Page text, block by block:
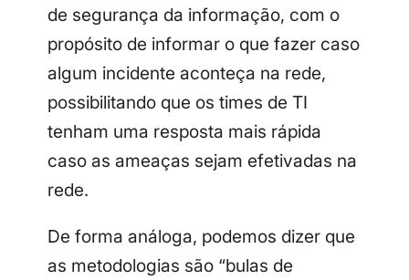
de segurança da informação, com o
propósito de informar o que fazer caso
algum incidente aconteça na rede,
possibilitando que os times de TI
tenham uma resposta mais rápida
caso as ameaças sejam efetivadas na
rede.
De forma análoga, podemos dizer que
as metodologias são “bulas de